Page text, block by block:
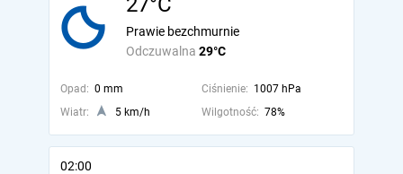
Odczuwalna 29°C
Prawie bezchmurnie
Opad: 0 mm Ciśnienie: 1007 hPa
Wiatr:
5 km/h Wilgotność: 78%
02:00